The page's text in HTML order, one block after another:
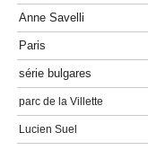
Anne Savelli
Paris
série bulgares
parc de la Villette
Lucien Suel